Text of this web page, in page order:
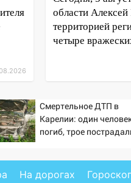
области
территорией
четыре
Смертельное ДТП в
Карелии: один
погиб, трое
На дорогах